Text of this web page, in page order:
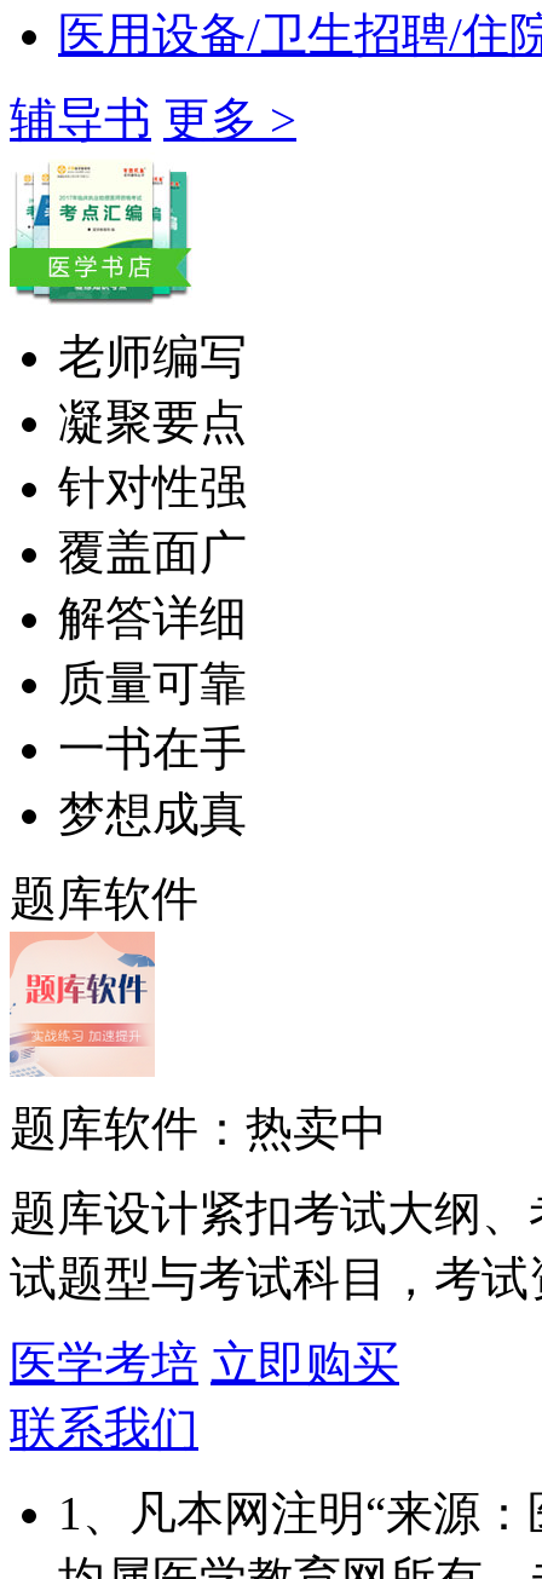
医用设备/卫生招聘/住
辅导书 更多 >
老师编写
凝聚要点
针对性强
覆盖面广
解答详细
质量可靠
一书在手
梦想成真
题库软件
题库软件：热卖中
题库设计紧扣考试大纲
试题型与考试科目，考
医学考培 立即购买
联系我们
1、凡本网注明“来源